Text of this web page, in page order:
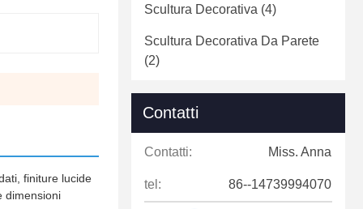
finiture lucide
dimensioni
Scultura Decorativa (4)
Scultura Decorativa Da Parete
(2)
Contatti
Contatti: Miss. Anna
tel: 86--14739994070